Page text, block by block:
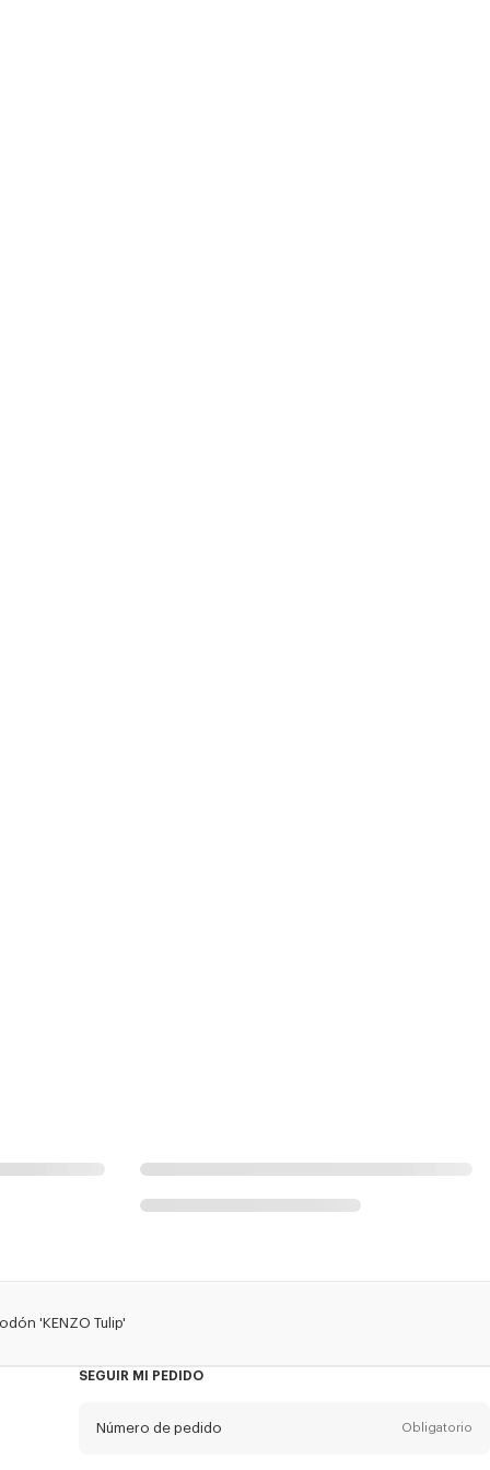
'KENZO Tulip'
SEGUIR MI PEDIDO
Número de pedido Obligatorio